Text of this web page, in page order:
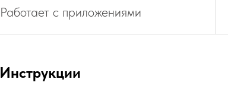
Работает с приложениями
Инструкции